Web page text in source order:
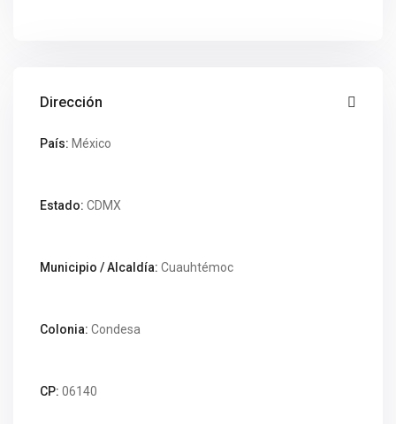
Dirección
País: México
Estado: CDMX
Municipio / Alcaldía: Cuauhtémoc
Colonia: Condesa
CP: 06140